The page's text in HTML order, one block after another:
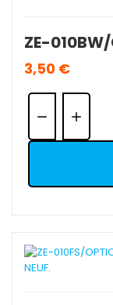
3,50 €
Quantité: